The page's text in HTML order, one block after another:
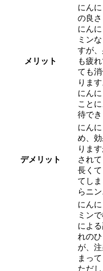
メリット
にん
の良さ
にん
ミン
すが
も疲
ても
ります
にん
こと
待でき
デメリット
にん
め、
りま
され
長く
てし
らニ
にん
ミン
によ
れの
が、
まっ
ただ